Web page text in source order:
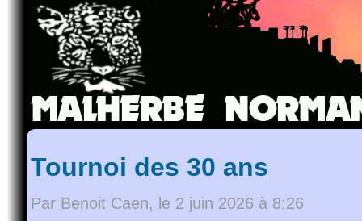
Tournoi des 30 ans
Par Benoit Caen, le 2 juin 2026 à 8:26